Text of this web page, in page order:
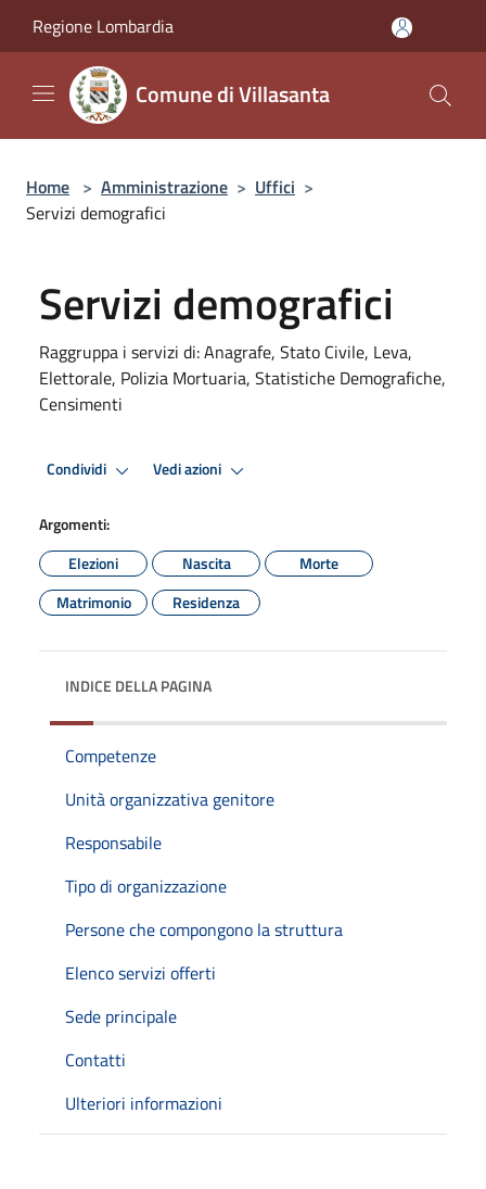
Regione Lombardia
Comune di Villasanta
Home > Amministrazione > Uffici >
Servizi demografici
Servizi demografici
Raggruppa i servizi di: Anagrafe, Stato Civile, Leva,
Elettorale, Polizia Mortuaria, Statistiche Demografiche,
Censimenti
Condividi Vedi azioni
Argomenti:
Elezioni
Nascita
Morte
Matrimonio
Residenza
INDICE DELLA PAGINA
Competenze
Unità organizzativa genitore
Responsabile
Tipo di organizzazione
Persone che compongono la struttura
Elenco servizi offerti
Sede principale
Contatti
Ulteriori informazioni